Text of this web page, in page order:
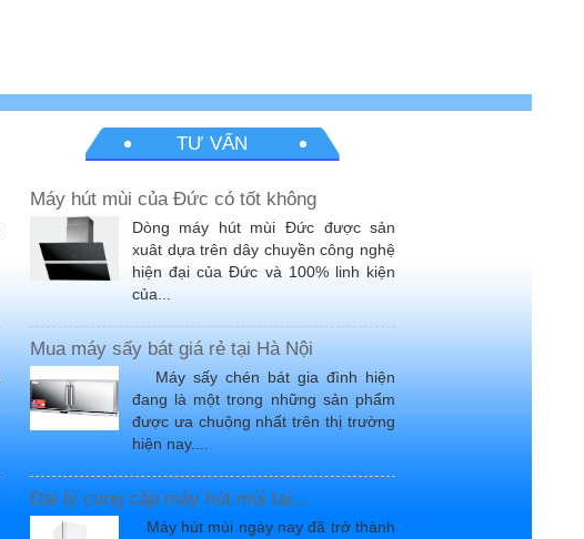
TƯ VẤN
Máy hút mùi của Đức có tốt không
Dòng máy hút mùi Đức được sản
xuât dựa trên dây chuyền công nghệ
hiện đại của Đức và 100% linh kiện
của...
Mua máy sấy bát giá rẻ tại Hà Nội
Máy sấy chén bát gia đình hiện
đang là một trong những sản phẩm
được ưa chuộng nhất trên thị trường
hiện nay....
Đại lý cung cấp máy hút mùi tại...
Máy hút mùi ngày nay đã trở thành